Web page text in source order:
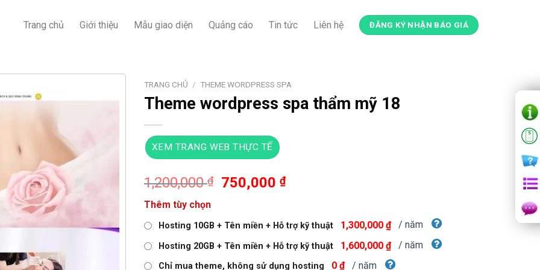
Trang chủ Giới thiệu Mẫu giao diện Quảng cáo Tin tức Liên hệ ĐĂNG KÝ NHẬN BÁO GIÁ
TRANG CHỦ / THEME WORDPRESS SPA
Theme wordpress spa thẩm mỹ 18
XEM TRANG WEB THỰC TẾ
1,200,000₫
Giá
1,200,000 ₫.
750,000₫Giá
là:
750,000 ₫.
Thêm tùy chọn
Hosting 10GB + Tên miền + Hỗ trợ kỹ thuật 1,300,000 ₫ / năm
Hosting 20GB + Tên miền + Hỗ trợ kỹ thuật 1,600,000 ₫ / năm
Chỉ mua theme, không sử dụng hosting 0 ₫ / năm